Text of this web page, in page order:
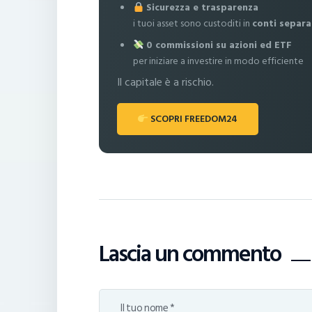
Sicurezza e trasparenza
i tuoi asset sono custoditi in conti
0 commissioni su azioni ed ETF
per iniziare a investire in modo efficiente
Il capitale è a rischio.
SCOPRI FREEDOM24
Lascia un commento